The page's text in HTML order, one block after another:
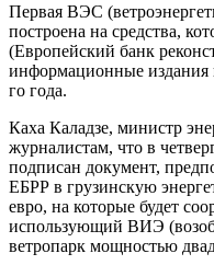
Первая ВЭС
построена на средства,
(Европейский банк
информационные издания
го года.
Каха Каладзе, министр
журналистам, что в
подписан документ,
ЕБРР в грузинскую
евро, на которые будет
использующий ВИЭ
ветропарк мощностью